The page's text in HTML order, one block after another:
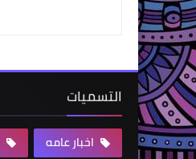
التسميات
اخبار عامه